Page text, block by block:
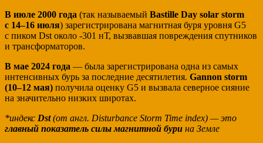
В июле 2000 года (так называемый Bastille Day solar storm
с 14–16 июля) зарегистрирована магнитная буря уровня G5
с пиком Dst около -301 нТ, вызвавшая повреждения спутников
и трансформаторов.
В мае 2024 года — была зарегистрирована одна из самых
интенсивных бурь за последние десятилетия. Gannon storm
(10–12 мая) получила оценку G5 и вызвала северное сияние
на значительно низких широтах.
*индекс Dst(от англ. Disturbance Storm Time index) — это
главный показатель силы магнитной бури на Земле